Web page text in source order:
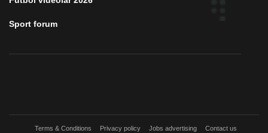
Sport forum
Terms & Conditions Privacy policy Jobs advertising Contact us